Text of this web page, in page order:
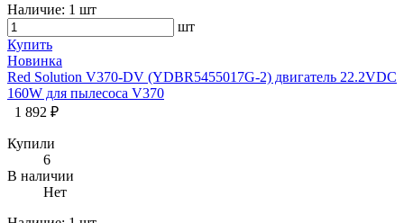
Наличие: 1 шт
шт
Купить
Новинка
Red Solution V370-DV (YDBR5455017G-2) двигатель 22.2VDC
160W для пылесоса V370
1 892 ₽
Купили
6
В наличии
Нет